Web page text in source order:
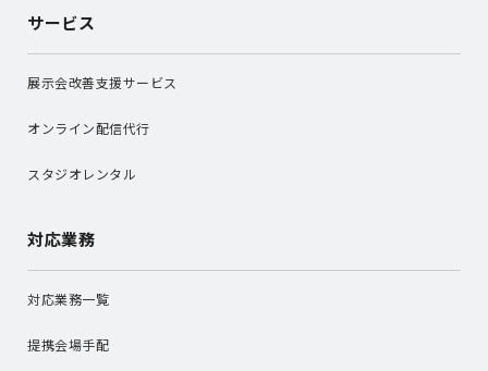
サービス
展示会改善支援サービス
オンライン配信代行
スタジオレンタル
対応業務
対応業務一覧
提携会場手配